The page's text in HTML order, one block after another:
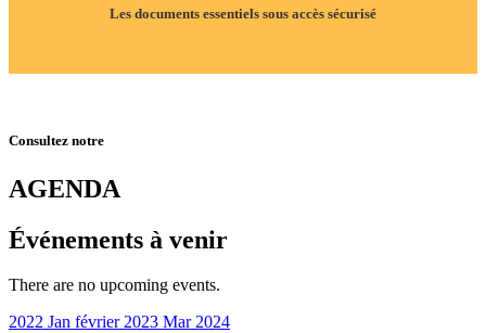
Les documents essentiels sous accès sécurisé
Consultez notre
AGENDA
Événements à venir
There are no upcoming events.
2022 Jan février 2023 Mar2024